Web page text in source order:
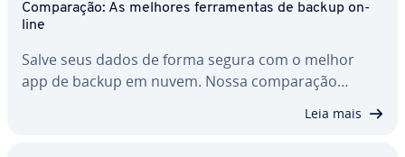
Com­pa­ra­ção: As melhores fer­ra­men­tas de backup on-
line
Salve seus dados de forma segura com o melhor
app de backup em nuvem. Nossa com­pa­ra­ção…
Leia mais